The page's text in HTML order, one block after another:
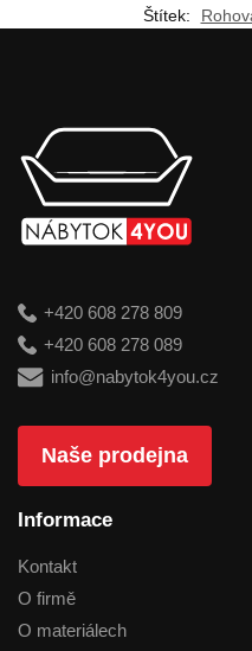
Štítek:
+420 608 278 809
+420 608 278 089
info@nabytok4you.cz
Naše prodejna
Informace
Kontakt
O firmě
O materiálech